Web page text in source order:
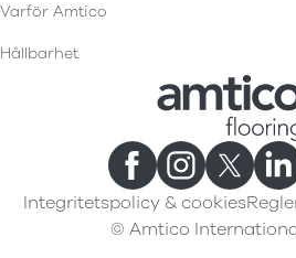
Varför Amtico
Hållbarhet
Integritetspolicy & cookies
© Amtico